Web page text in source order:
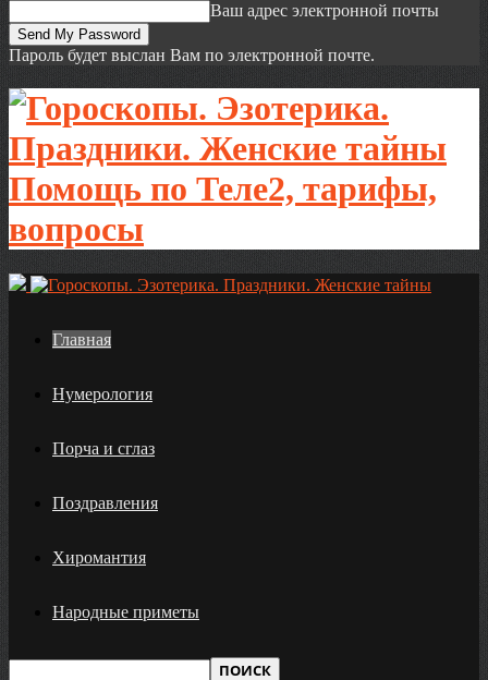
Ваш адрес электронной почты
Пароль будет выслан Вам по электронной почте.
Помощь по Теле2, тарифы,
вопросы
Главная
Нумерология
Порча и сглаз
Поздравления
Хиромантия
Народные приметы